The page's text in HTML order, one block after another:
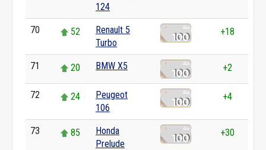
124
70 52
Renault 5
Turbo
+18
71 20 BMW X5 +2
72 24
Peugeot
106
+4
73 85
Honda
Prelude
+30